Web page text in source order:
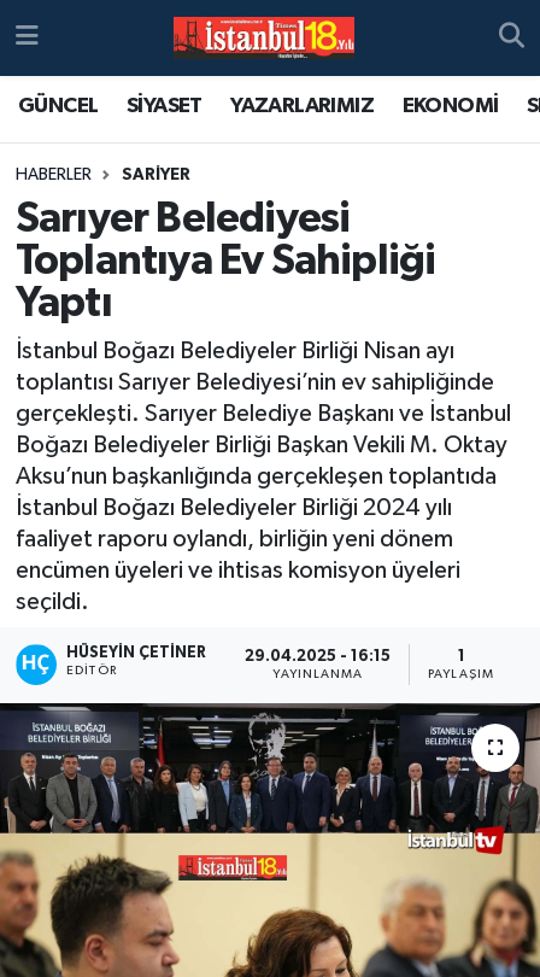
GÜNCEL SİYASET YAZARLARIMIZ EKONOMİ
HABERLER SARİYER
Sarıyer Belediyesi
Toplantıya Ev Sahipliği
Yaptı
İstanbul Boğazı Belediyeler Birliği Nisan ayı
toplantısı Sarıyer Belediyesi’nin ev sahipliğinde
gerçekleşti. Sarıyer Belediye Başkanı ve İstanbul
Boğazı Belediyeler Birliği Başkan Vekili M. Oktay
Aksu’nun başkanlığında gerçekleşen toplantıda
İstanbul Boğazı Belediyeler Birliği 2024 yılı
faaliyet raporu oylandı, birliğin yeni dönem
encümen üyeleri ve ihtisas komisyon üyeleri
seçildi.
HÜSEYIN ÇETINER
EDITÖR
29.04.2025 - 16:15
YAYINLANMA
1
PAYLAŞIM